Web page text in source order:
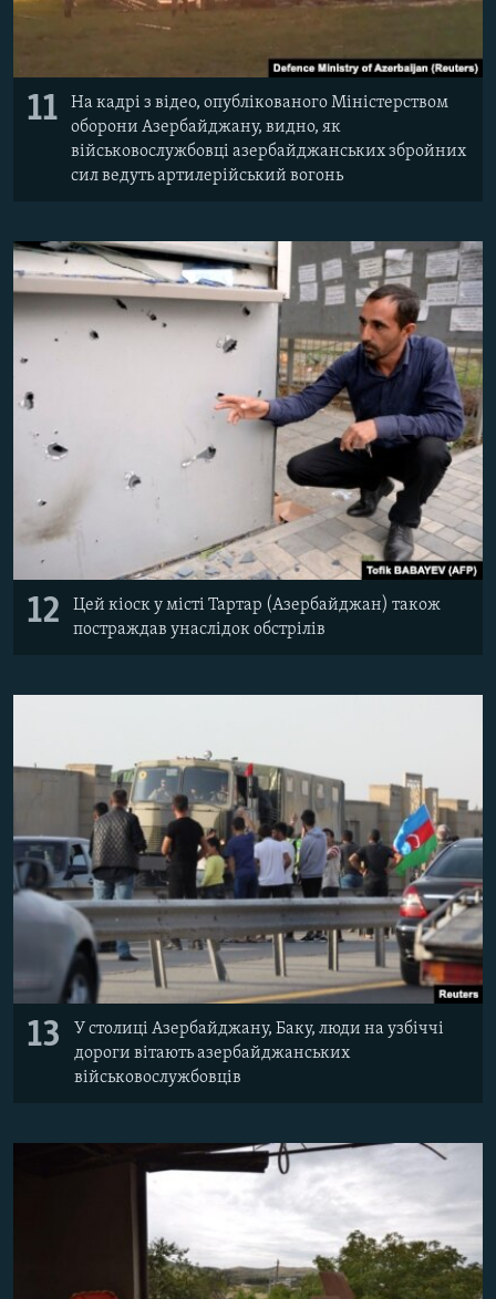
11
На кадрі з відео, опублікованого Міністерством
оборони Азербайджану, видно, як
військовослужбовці азербайджанських збройних
сил ведуть артилерійський вогонь
12
Цей кіоск у місті Тартар (Азербайджан) також
постраждав унаслідок обстрілів
13
У столиці Азербайджану, Баку, люди на узбіччі
дороги вітають азербайджанських
військовослужбовців